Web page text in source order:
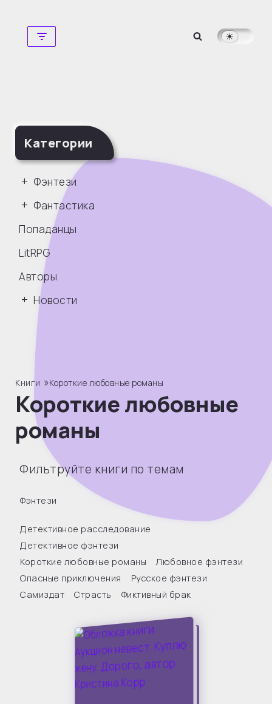
Перейти
Категории
Фэнтези
Фантастика
Попаданцы
LitRPG
Авторы
Новости
Книги »Короткие любовные романы
Короткие любовные
романы
Фильтруйте книги по темам
Фэнтези
Детективное расследование
Детективное фэнтези
Короткие любовные романы
Любовное фэнтези
Опасные приключения
Русское фэнтези
Самиздат
Страсть Фиктивный брак